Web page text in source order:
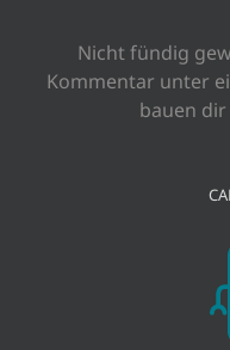
Nicht fündig
Kommentar unter
bauen